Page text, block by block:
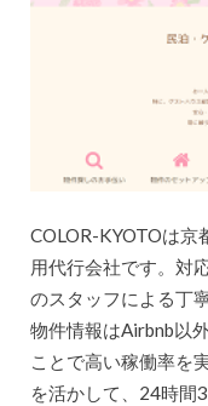
COLOR-KYOTOは京
用代行会社です。対
のスタッフによる丁
物件情報はAirbnb以
ことで高い稼働率を
を活かして、24時間